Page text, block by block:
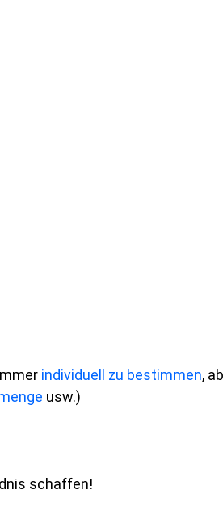
individuell zu bestimmen,
usw.)
schaffen!